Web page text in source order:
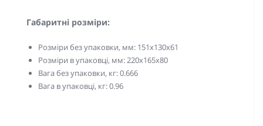
Габаритні розміри:
Розміри без упаковки, мм: 151х130х61
Розміри в упаковці, мм: 220x165х80
Вага без упаковки, кг: 0.666
Вага в упаковці, кг: 0.96